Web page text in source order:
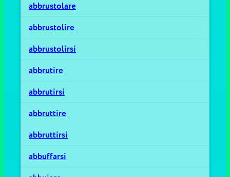
abbrustolare
abbrustolire
abbrustolirsi
abbrutire
abbrutirsi
abbruttire
abbruttirsi
abbuffarsi